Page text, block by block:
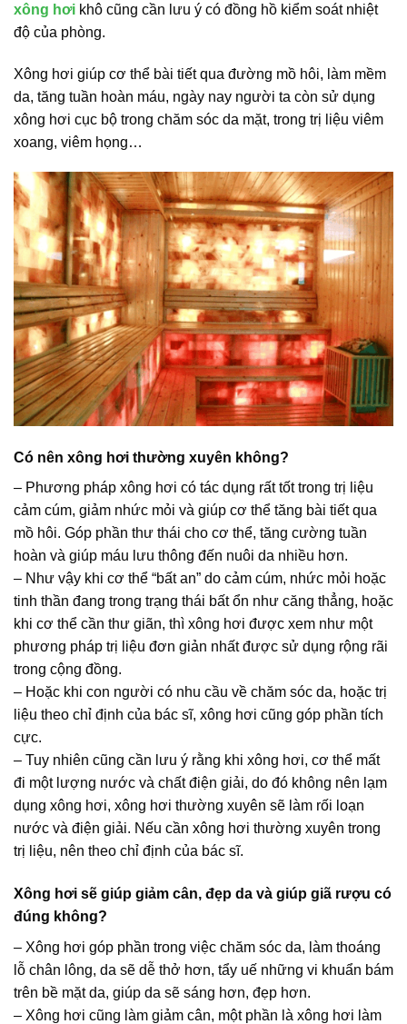
xông hơi khô cũng cần lưu ý có đồng hồ kiểm soát nhiệt
độ của phòng.
Xông hơi giúp cơ thể bài tiết qua đường mồ hôi, làm mềm
da, tăng tuần hoàn máu, ngày nay người ta còn sử dụng
xông hơi cục bộ trong chăm sóc da mặt, trong trị liệu viêm
xoang, viêm họng…
Có nên xông hơi thường xuyên không?
– Phương pháp xông hơi có tác dụng rất tốt trong trị liệu
cảm cúm, giảm nhức mỏi và giúp cơ thể tăng bài tiết qua
mồ hôi. Góp phần thư thái cho cơ thể, tăng cường tuần
hoàn và giúp máu lưu thông đến nuôi da nhiều hơn.
– Như vậy khi cơ thể “bất an” do cảm cúm, nhức mỏi hoặc
tinh thần đang trong trạng thái bất ổn như căng thẳng, hoặc
khi cơ thể cần thư giãn, thì xông hơi được xem như một
phương pháp trị liệu đơn giản nhất được sử dụng rộng rãi
trong cộng đồng.
– Hoặc khi con người có nhu cầu về chăm sóc da, hoặc trị
liệu theo chỉ định của bác sĩ, xông hơi cũng góp phần tích
cực.
– Tuy nhiên cũng cần lưu ý rằng khi xông hơi, cơ thể mất
đi một lượng nước và chất điện giải, do đó không nên lạm
dụng xông hơi, xông hơi thường xuyên sẽ làm rối loạn
nước và điện giải. Nếu cần xông hơi thường xuyên trong
trị liệu, nên theo chỉ định của bác sĩ.
Xông hơi sẽ giúp giảm cân, đẹp da và giúp giã rượu có
đúng không?
– Xông hơi góp phần trong việc chăm sóc da, làm thoáng
lỗ chân lông, da sẽ dễ thở hơn, tẩy uế những vi khuẩn bám
trên bề mặt da, giúp da sẽ sáng hơn, đẹp hơn.
– Xông hơi cũng làm giảm cân, một phần là xông hơi làm